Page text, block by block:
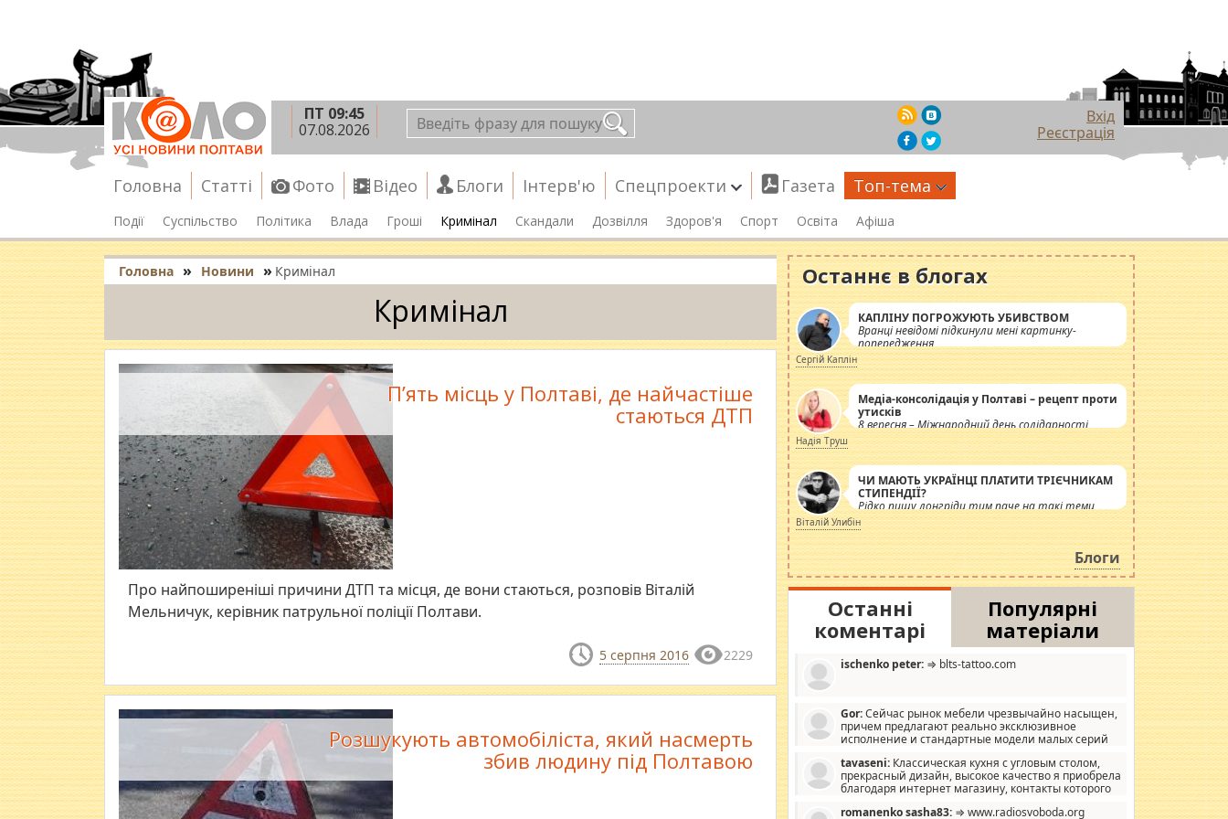
ПТ 09:45
07.08.2026
Вхід
Реєстрація
Головна Статті Фото Відео Блоги Інтерв'ю Спецпроекти Газета Топ-тема
Події Суспільство Політика Влада Гроші Кримінал Скандали Дозвілля Здоров'я Спорт Освіта Афіша
Головна » Новини » Кримінал
Кримінал
П’ять місць у Полтаві, де найчастіше
стаються ДТП
Про найпоширеніші причини ДТП та місця, де вони стаються, розповів Віталій
Мельничук, керівник патрульної поліції Полтави.
5 серпня 2016 2229
Розшукують автомобіліста, який насмерть
збив людину під Полтавою
Останнє в блогах
КАПЛІНУ ПОГРОЖУЮТЬ УБИВСТВОМ
Вранці невідомі підкинули мені картинку-
попередження
Сергій Каплін
Медіа-консолідація у Полтаві – рецепт проти
утисків
8 вересня – Міжнародний день солідарності
журналістів.
Надія Труш
ЧИ МАЮТЬ УКРАЇНЦІ ПЛАТИТИ ТРІЄЧНИКАМ
СТИПЕНДІЇ?
Рідко пишу лонгріди тим паче на такі теми,
але вже просто дістало! Обурюють сьогоднішні
інсенуації навколо стипендіального питання.
Штучно роздувається ще одна соціальна
катастрофа.
Віталій Улибін
Блоги
Останні
коментарі
Популярні
матеріали
ischenko peter: ⇒ blts-tattoo.com
Gor:Сейчас рынок мебели чрезвычайно насыщен,
причем предлагают реально эксклюзивное
исполнение и стандартные модели малых серий
дизайну, мало походит на стандартные формы, в MebelOk,
креативненько и что главное - со вкусом все в порядке,
без ненужных наворотов удорожающих мебель, а это не
tavaseni: Классическая кухня с угловым столом,
прекрасный дизайн, высокое качество я приобрела
благодаря интернет магазину, контакты которого
romanenko sasha83: ⇒ www.radiosvoboda.org